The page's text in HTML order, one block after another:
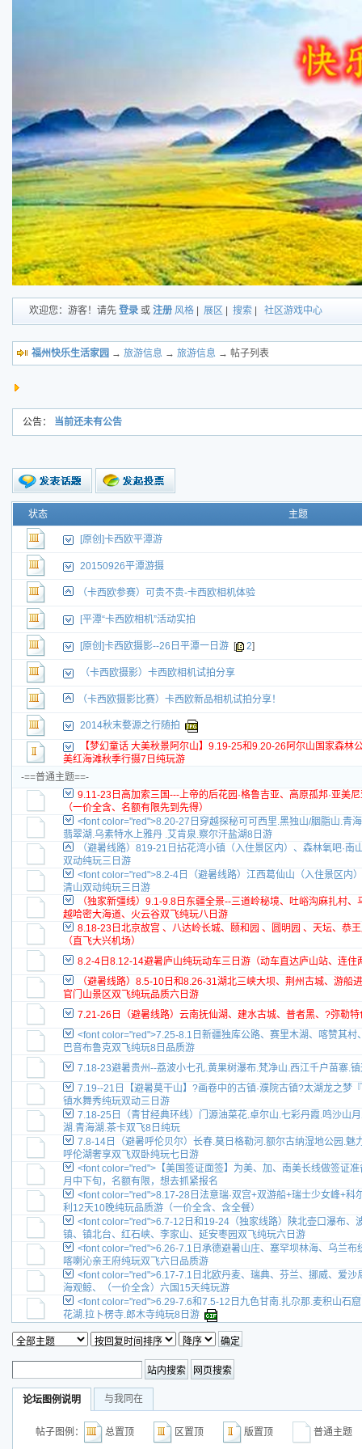
欢迎您：游客！请先 登录 或 注册 风格 展区 搜索| 社区游戏中心
福州快乐生活家园 → 旅游信息→ 旅游信息→ 帖子列表
公告： 当前还未有公告
新的主题
投票帖
交易帖
新小字报
状态 主题
[原创]卡西欧平潭游
20150926平潭游摄
（卡西欧参赛）可贵不贵-卡西欧相机体验
[平潭“卡西欧相机”活动实拍
[原创]卡西欧摄影--26日平潭一日游[ 2]
（卡西欧摄影）卡西欧相机试拍分享
（卡西欧摄影比赛）卡西欧新品相机试拍分享！
2014秋末婺源之行随拍
【梦幻童话 大美秋景阿尔山】9.19-25和9.20-26阿尔山国家森林
美红海滩秋季行摄7日纯玩游
-==普通主题==-
9.11-23日高加索三国---上帝的后花园·格鲁吉亚、高原孤邦·亚美
（一价全含、名额有限先到先得）
<font color="red">8.20-27日穿越探秘可可西里.黑独山/胭脂山.青
翡翠湖.乌素特水上雅丹 .艾肯泉.察尔汗盐湖8日游
（避暑线路）819-21日拈花湾小镇（入住景区内）、森林氧吧·
双动纯玩三日游
<font color="red">8.2-4日（避暑线路）江西葛仙山（入住景区内
清山双动纯玩三日游
（独家新彊线）9.1-9.8日东疆全景--三道岭秘境、吐峪沟麻扎村
越哈密大海道、火云谷双飞纯玩八日游
8.18-23日北京故宫 、八达岭长城、颐和园 、圆明园 、天坛、恭
（直飞大兴机场）
8.2-4日8.12-14避暑庐山纯玩动车三日游（动车直达庐山站、连住
（避暑线路）8.5-10日和8.26-31湖北三峡大坝、荆州古城、游船
官门山景区双飞纯玩品质六日游
7.21-26日（避暑线路）云南抚仙湖、建水古城、普者黑、?弥勒
<font color="red">7.25-8.1日新疆独库公路、赛里木湖、喀赞其
巴音布鲁克双飞纯玩8日品质游
7.18-23避暑贵州--荔波小七孔.黄果树瀑布.梵净山.西江千户苗寨.
7.19--21日【避暑莫干山】?画卷中的古镇·濮院古镇?太湖龙之梦
镇水舞秀纯玩双动三日游
7.18-25日（青甘经典环线）门源油菜花.卓尔山.七彩丹霞.鸣沙山
湖.青海湖.茶卡双飞8日纯玩
7.8-14日（避暑呼伦贝尔）长春.莫日格勒河.额尔古纳湿地公园.魅
呼伦湖奢享双飞双卧纯玩七日游
<font color="red">【美国签证面签】为美、加、南美长线做签证
月中下旬，名额有限，想去抓紧报名
<font color="red">8.17-28日法意瑞·双宫+双游船+瑞士少女峰+科
利12天10晚纯玩品质游（一价全含、含全餐）
<font color="red">6.7-12日和19-24（独家线路）陕北壶口瀑布、
镇、镇北台、红石峡、李家山、延安枣园双飞纯玩六日游
<font color="red">6.26-7.1日承德避暑山庄、塞罕坝林海、乌兰
喀喇沁亲王府纯玩双飞六日品质游
<font color="red">6.17-7.1日北欧丹麦、瑞典、芬兰、挪威、爱
海观鲸、（一价全含）六国15天纯玩游
<font color="red">6.29-7.6和7.5-12日九色甘南.扎尕那.麦积山石
花湖.拉卜楞寺.郎木寺纯玩8日游
论坛图例说明 与我同在
帖子图例： 总置顶 区置顶 版置顶 普通主